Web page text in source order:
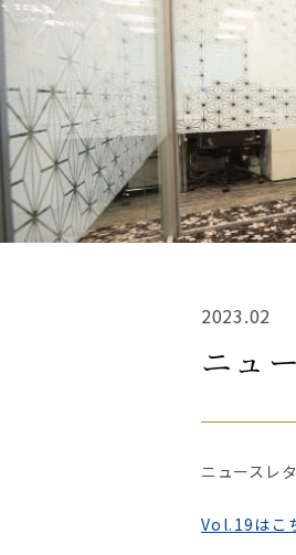
2023.02
ニュ
ニュースレ
Vol.19はこ